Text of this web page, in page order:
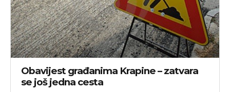
Obavijest građanima Krapine – zatvara
se još jedna cesta